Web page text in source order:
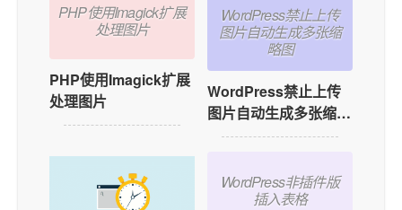
PHP使用Imagick扩展
处理图片
PHP使用Imagick扩展
处理图片
WordPress禁止上传
图片自动生成多张缩
略图
WordPress禁止上传
图片自动生成多张缩略
WordPress非插件版
插入表格